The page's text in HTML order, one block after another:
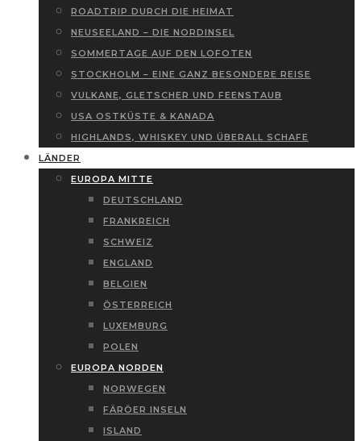
ROADTRIP DURCH DIE HEIMAT
NEUSEELAND – DIE NORDINSEL
SOMMERTAGE AUF DEN LOFOTEN
STOCKHOLM – EINE GANZ BESONDERE REISE
VULKANE, GLETSCHER UND FEENSTAUB
USA OSTKÜSTE & KANADA
HIGHLANDS, WHISKEY UND ÜBERALL SCHAFE
LÄNDER
EUROPA MITTE
DEUTSCHLAND
FRANKREICH
SCHWEIZ
ENGLAND
BELGIEN
ÖSTERREICH
LUXEMBURG
POLEN
EUROPA NORDEN
NORWEGEN
FÄRÖER INSELN
ISLAND